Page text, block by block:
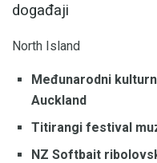
događaji
North Island
Međunarodni
Auckland
Titirangi festival
NZ Softbait